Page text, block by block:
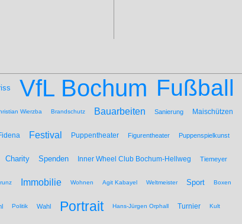
VfL Bochum Fußball
Wierzba Brandschutz Bauarbeiten Sanierung Maischützen
Festival Puppentheater Figurentheater Puppenspielkunst
Charity Spenden Inner Wheel Club Bochum-Hellweg Tiemeyer
Immobilie Wohnen Agit Kabayel Weltmeister Sport Boxen
Politik Wahl Portrait Hans-Jürgen Orphall Turnier Kult